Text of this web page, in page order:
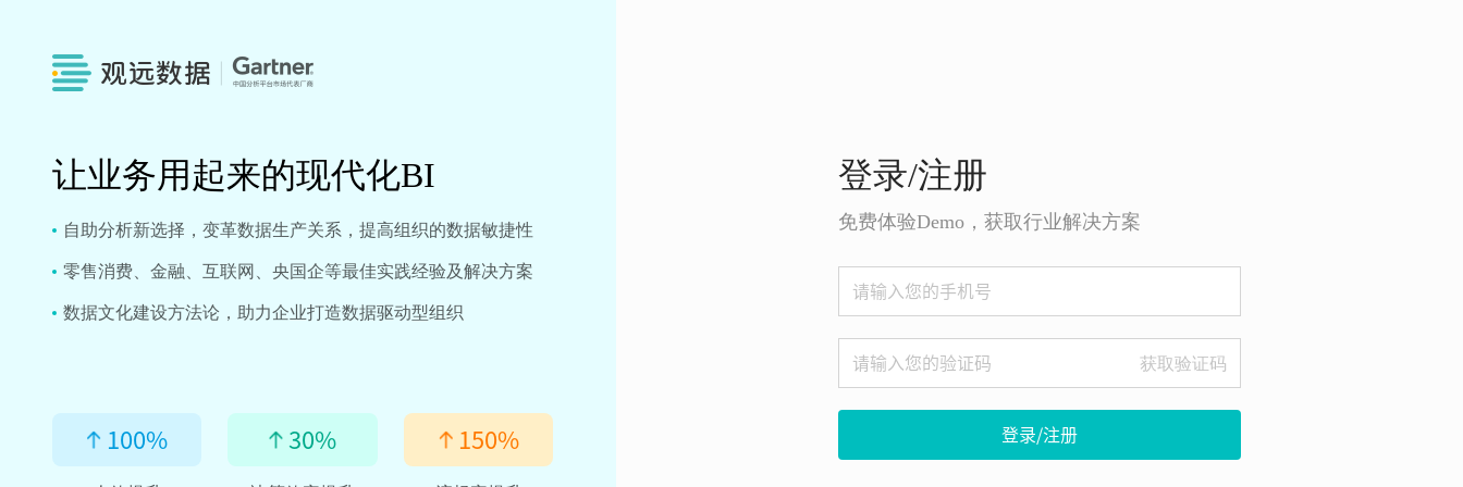
让业务用起来的现代化BI
自助分析新选择，变革数据生产关系，提高组织的数据敏捷性
零售消费、金融、互联网、央国企等最佳实践经验及解决方案
数据文化建设方法论，助力企业打造数据驱动型组织
100% 30% 150%
登录/注册
免费体验Demo，获取行业解决方案
获取验证码
登录/注册